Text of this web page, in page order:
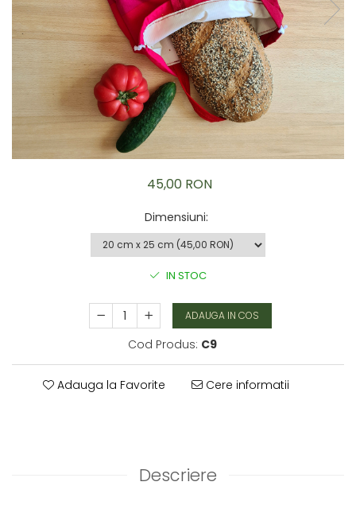
Brățară
Bijuterii copii
Colier / Pandantiv
Colier de prietenie
Brățară
Accesorii păr
Broșă
Bijuterii argint
Brățară
Bijuterii aliaj metalic
45,00 RON
Dimensiuni:
IN STOC
ADAUGA IN COS
Cod Produs: C9
Adauga la Favorite Cere informatii
Descriere